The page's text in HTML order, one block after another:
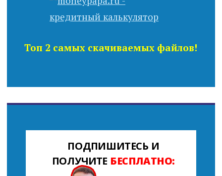
Топ 2 самых скачиваемых файлов!
ПОДПИШИТЕСЬ И
ПОЛУЧИТЕ БЕСПЛАТНО: